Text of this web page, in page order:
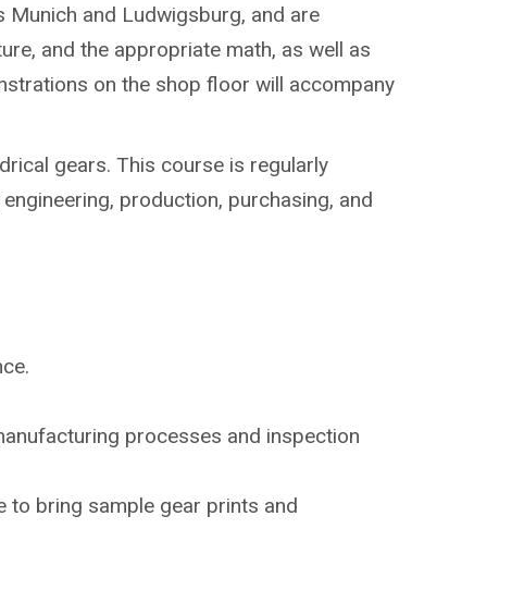
Munich and Ludwigsburg, and are
and the appropriate math, as well as
on the shop floor will accompany
gears. This course is regularly
production, purchasing, and
.
processes and inspection
to bring sample gear prints and